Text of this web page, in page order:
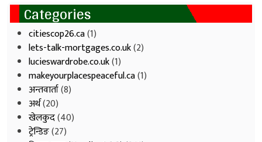
Categories
citiescop26.ca(1)
lets-talk-mortgages.co.uk(2)
lucieswardrobe.co.uk(1)
makeyourplacespeaceful.ca(1)
अन्तवार्ता(8)
अर्थ(20)
खेलकुद(40)
ट्रेन्डिङ(27)